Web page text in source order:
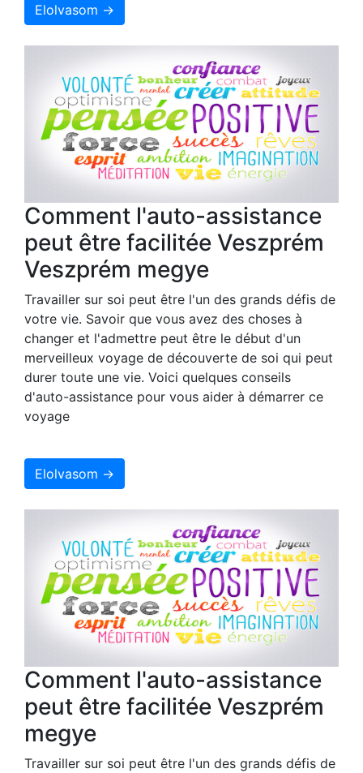
Elolvasom →
Comment l'auto-assistance
peut être facilitée Veszprém
Veszprém megye
Travailler sur soi peut être l'un des grands défis de
votre vie. Savoir que vous avez des choses à
changer et l'admettre peut être le début d'un
merveilleux voyage de découverte de soi qui peut
durer toute une vie. Voici quelques conseils
d'auto-assistance pour vous aider à démarrer ce
voyage
Elolvasom →
Comment l'auto-assistance
peut être facilitée Veszprém
megye
Travailler sur soi peut être l'un des grands défis de